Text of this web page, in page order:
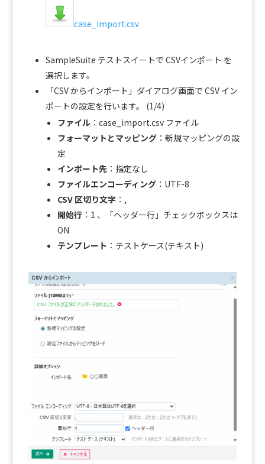
case_import.csv
SampleSuite テストスイートで CSVインポート を
選択します。
「CSV からインポート」ダイアログ画面で CSV イン
ポートの設定を行います。 (1/4)
ファイル：case_import.csv ファイル
フォーマットとマッピング：新規マッピングの設
定
インポート先：指定なし
ファイルエンコーディング：UTF-8
CSV 区切り文字：,
開始行 ：1 、「ヘッダー行」チェックボックスは
ON
テンプレート ：テストケース(テキスト)